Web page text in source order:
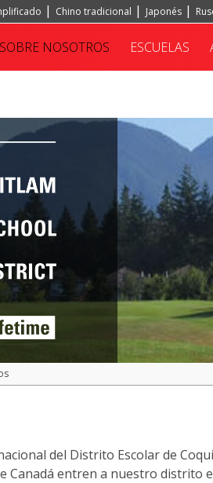
Chino tradicional Japonés
SOBRE NOSOTROS ESCUELAS
del Distrito Escolar de
Canadá entren a nuestro distrito